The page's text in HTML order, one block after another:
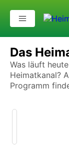
TV-
Das
Was läuft
Heimatkanal?
Programm